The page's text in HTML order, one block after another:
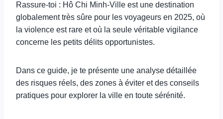
Rassure-toi : Hô Chi Minh-Ville est une destination
globalement très sûre pour les voyageurs en 2025, où
la violence est rare et où la seule véritable vigilance
concerne les petits délits opportunistes.
Dans ce guide, je te présente une analyse détaillée
des risques réels, des zones à éviter et des conseils
pratiques pour explorer la ville en toute sérénité.